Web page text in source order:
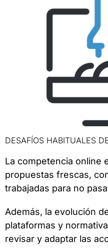
DESAFÍOS HABITUALES
La competencia online
propuestas frescas,
trabajadas para no
Además, la evolución
plataformas y
revisar y adaptar las